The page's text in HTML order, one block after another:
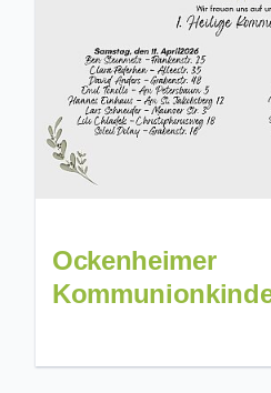
Ockenheimer